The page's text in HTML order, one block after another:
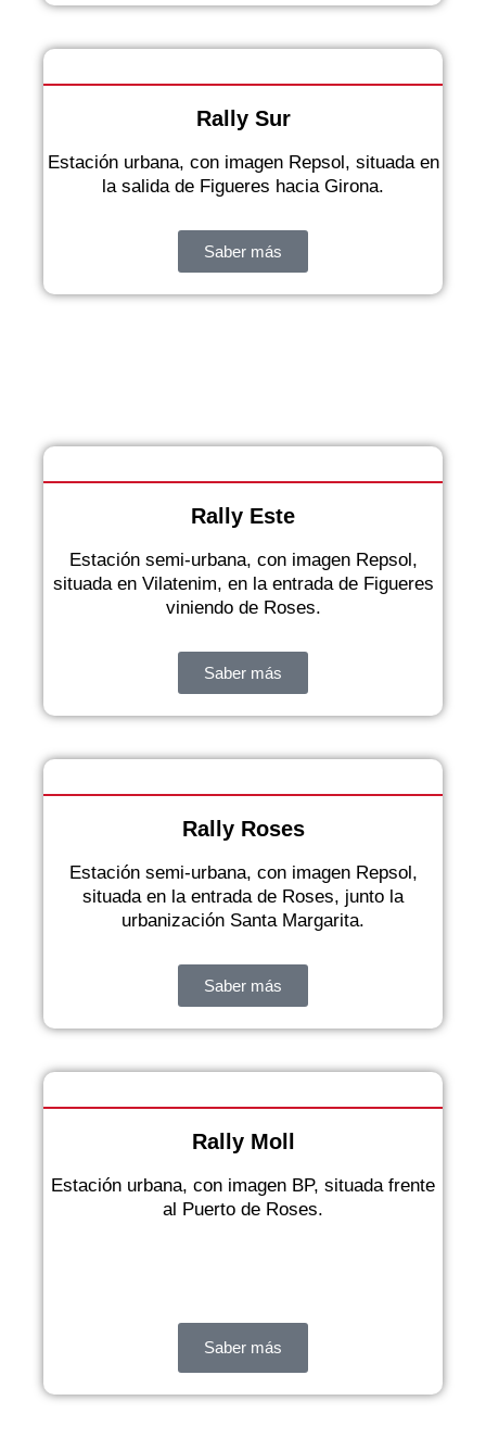
Rally Sur
Estación urbana, con imagen Repsol, situada en
la salida de Figueres hacia Girona.
Saber más
Rally Est​e
Estación semi-urbana, con imagen Repsol,
situada en Vilatenim, en la entrada de Figueres
viniendo de Roses.
Saber más
Rally Roses​
Estación semi-urbana, con imagen Repsol,
situada en la entrada de Roses, junto la
urbanización Santa Margarita.
Saber más
Rally Moll
Estación urbana, con imagen BP, situada frente
al Puerto de Roses.
Saber más